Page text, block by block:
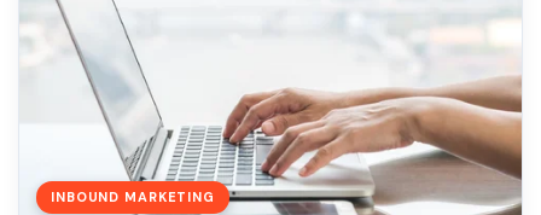
INBOUND MARKETING